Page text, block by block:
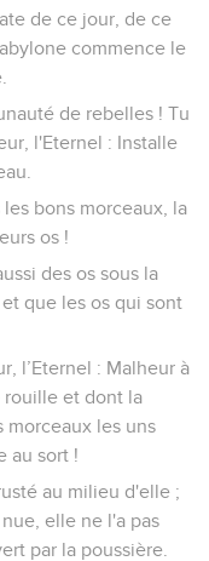
de ce jour, de ce
commence le
de rebelles ! Tu
l'Eternel : Installe
bons morceaux, la
os !
des os sous la
que les os qui sont
l’Eternel : Malheur à
rouille et dont la
morceaux les uns
au sort !
au milieu d'elle ;
elle ne l'a pas
par la poussière.